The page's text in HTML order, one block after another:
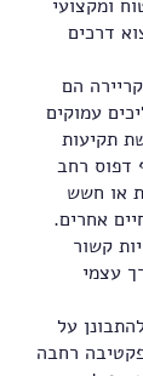
ומקצועי
דרכים
הם
עמוקים
תקיעות
דפוס רחב
או חשש
אחרים.
קשור
עצמי
על
רחבה